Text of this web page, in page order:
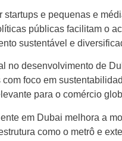
e pequenas e
públicas facilitam o
sustentável e
no desenvolvimento de
foco em
para o comércio
em Dubai melhora a
como o metrô e